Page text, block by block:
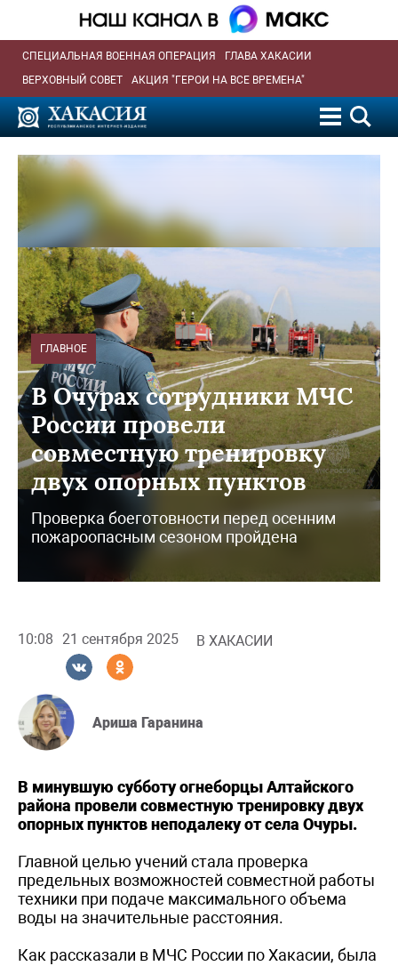
СПЕЦИАЛЬНАЯ ВОЕННАЯ ОПЕРАЦИЯ
ГЛАВА ХАКАСИИ
ВЕРХОВНЫЙ СОВЕТ
АКЦИЯ "ГЕРОИ НА ВСЕ ВРЕМЕНА"
ГЛАВНОЕ
В Очурах сотрудники МЧС
России провели
совместную тренировку
двух опорных пунктов
Проверка боеготовности перед осенним
пожароопасным сезоном пройдена
10:08 21 сентября 2025 В ХАКАСИИ
Ариша Гаранина
В минувшую субботу огнеборцы Алтайского
района провели совместную тренировку двух
опорных пунктов неподалеку от села Очуры.
Главной целью учений стала проверка
предельных возможностей совместной работы
техники при подаче максимального объема
воды на значительные расстояния.
Как рассказали в МЧС России по Хакасии, была